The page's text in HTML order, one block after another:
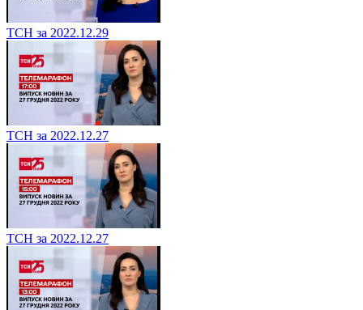
ТСН за 2022.12.29
ТСН за 2022.12.27
ТСН за 2022.12.27